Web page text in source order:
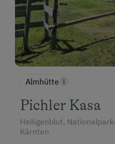
Almhütte
Pichler Kasa
Heiligenblut,
Kärnten